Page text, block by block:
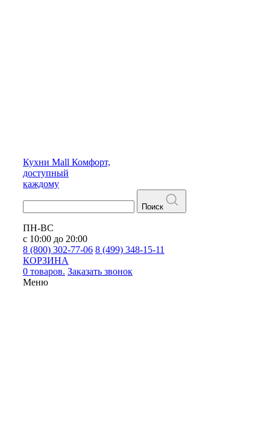
Кухни Mall Комфорт,
доступный
каждому
Поиск
ПН-ВС
с 10:00 до 20:00
8 (800) 302-77-06 8 (499) 348-15-11
КОРЗИНА
0 товаров. Заказать звонок
Меню